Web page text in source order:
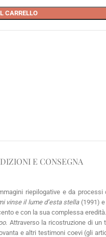
CARRELLO
E CONSEGNA
riepilogative e da
vinse il lume d’esta stella(1991) e
e con la sua complessa eredità.
. Attraverso la ricostruzione di un
e altri testimoni coevi (gli